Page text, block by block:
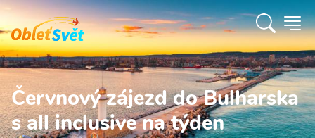
Červnový zájezd do Bulharska
s all inclusive na týden